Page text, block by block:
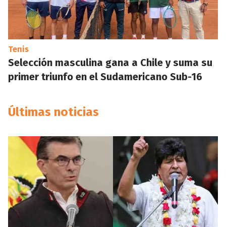
Tenis
Selección masculina gana a Chile y suma su
primer triunfo en el Sudamericano Sub-16
Últimas noticias